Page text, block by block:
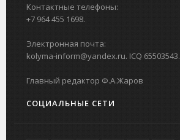
Контактные телефоны:
+7 964 455 1698.
Электронная почта:
kolyma-inform@yandex.ru. ICQ 65503543.
Главный редактор Ф.А.Жаров
СОЦИАЛЬНЫЕ СЕТИ